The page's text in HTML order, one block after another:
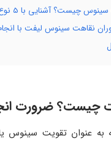
با 5 نوع از شایع‌ترین عوارض سینوس لیفت
نقاهت سینوس لیفت با
چیست؟ ضرورت
عنوان تقویت سینوس